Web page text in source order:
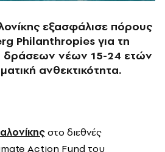
εξασφάλισε πόρους
Philanthropies για τη
δράσεων νέων 15-24 ετών
ανθεκτικότητα.
στο διεθνές
Action Fund του